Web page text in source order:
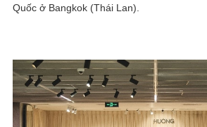
Quốc ở Bangkok (Thái Lan).